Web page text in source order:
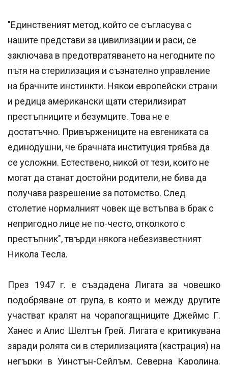
"Единственият метод, който се съгласува с
нашите представи за цивилизации и раси, се
заключава в предотвратяването на негодните по
пътя на стерилизация и съзнателно управление
на брачните инстинкти. Някои европейски страни
и редица американски щати стерилизират
престъпниците и безумците. Това не е
достатъчно. Привържениците на евгениката са
единодушни, че брачната институция трябва да
се усложни. Естествено, никой от тези, които не
могат да станат достойни родители, не бива да
получава разрешение за потомство. След
столетие нормалният човек ще встъпва в брак с
непригодно лице не по-често, отколкото с
престъпник", твърди някога небезизвестният
Никола Тесла.
През 1947 г. е създадена Лигата за човешко
подобряване от група, в която и между другите
участват кралят на чорапогащниците Джеймс Г.
Ханес и Алис Шелтън Грей. Лигата е критикувана
заради ролята си в стерилизацията (кастрация) на
негърки в Уинстън-Сейлъм, Северна Каролина.